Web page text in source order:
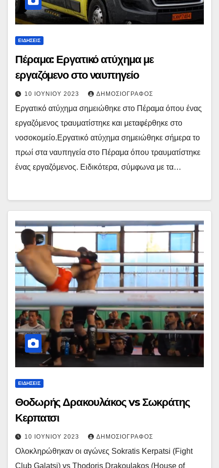
ΕΙΔΉΣΕΙΣ
Πέραμα: Εργατικό ατύχημα με
εργαζόμενο στο ναυπηγείο
10 ΙΟΥΝΊΟΥ 2023 ΔΗΜΟΣΙΟΓΡΆΦΟΣ
Εργατικό ατύχημα σημειώθηκε στο Πέραμα όπου ένας
εργαζόμενος τραυματίστηκε και μεταφέρθηκε στο
νοσοκομείο.Εργατικό ατύχημα σημειώθηκε σήμερα το
πρωί στα ναυπηγεία στο Πέραμα όπου τραυματίστηκε
ένας εργαζόμενος. Ειδικότερα, σύμφωνα με τα…
ΕΙΔΉΣΕΙΣ
Θοδωρής Δρακουλάκος vs Σωκράτης
Κερπατσι
10 ΙΟΥΝΊΟΥ 2023 ΔΗΜΟΣΙΟΓΡΆΦΟΣ
Ολοκληρώθηκαν οι αγώνες Sokratis Kerpatsi (Fight
Club Galatsi) vs Thodoris Drakoulakos (House of